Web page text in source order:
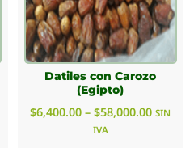
Datiles con Carozo
(Egipto)
$6,400.00 – $58,000.00 SIN
IVA